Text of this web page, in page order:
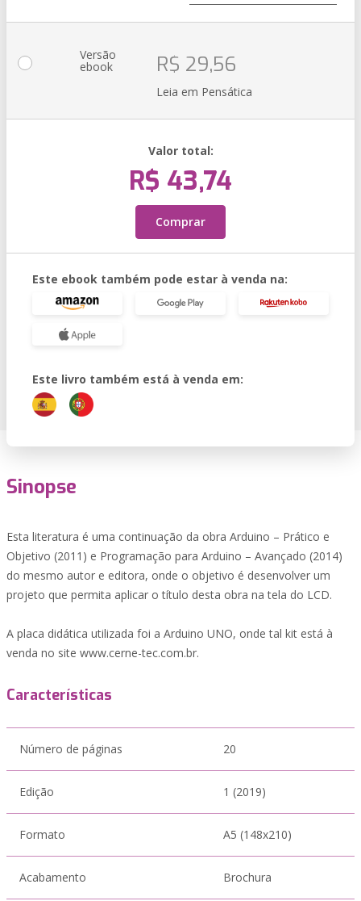
Versão
ebook R$ 29,56
Leia em Pensática
Valor total:
R$ 43,74
Comprar
Este ebook também pode estar à venda na:
Este livro também está à venda em:
Sinopse
Esta literatura é uma continuação da obra Arduino – Prático e
Objetivo (2011) e Programação para Arduino – Avançado (2014)
do mesmo autor e editora, onde o objetivo é desenvolver um
projeto que permita aplicar o título desta obra na tela do LCD.
A placa didática utilizada foi a Arduino UNO, onde tal kit está à
venda no site www.cerne-tec.com.br.
Características
Número de páginas 20
Edição 1 (2019)
Formato A5 (148x210)
Acabamento Brochura